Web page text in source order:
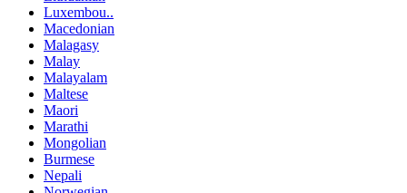
Luxembou..
Macedonian
Malagasy
Malay
Malayalam
Maltese
Maori
Marathi
Mongolian
Burmese
Nepali